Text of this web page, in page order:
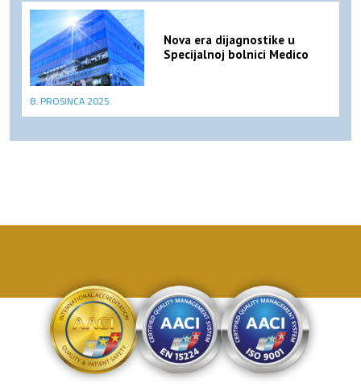
Nova era dijagnostike u
Specijalnoj bolnici Medico
8. PROSINCA 2025.